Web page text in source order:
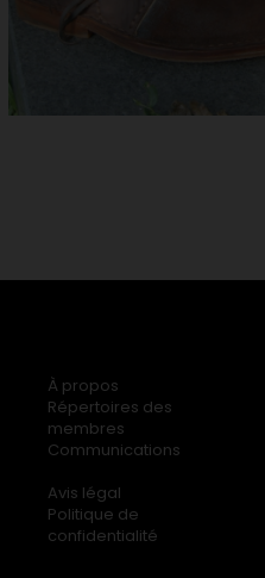
À propos
Répertoires des
membres
Communications
Avis légal
Politique de
confidentialité